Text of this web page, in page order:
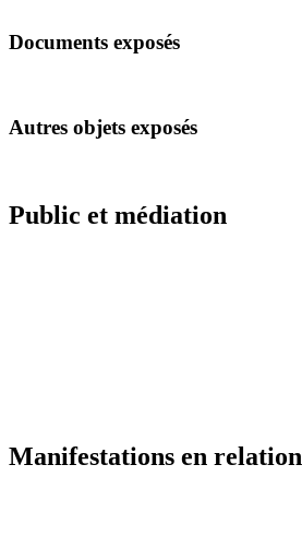
Documents exposés
Autres objets exposés
Public et médiation
Manifestations en relation